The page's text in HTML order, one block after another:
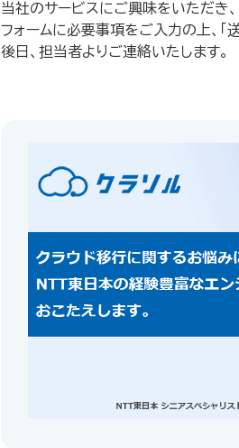
当社のサービスにご興味をいただき、
フォームに必要事項をご入力の上、「
後日、担当者よりご連絡いたします。